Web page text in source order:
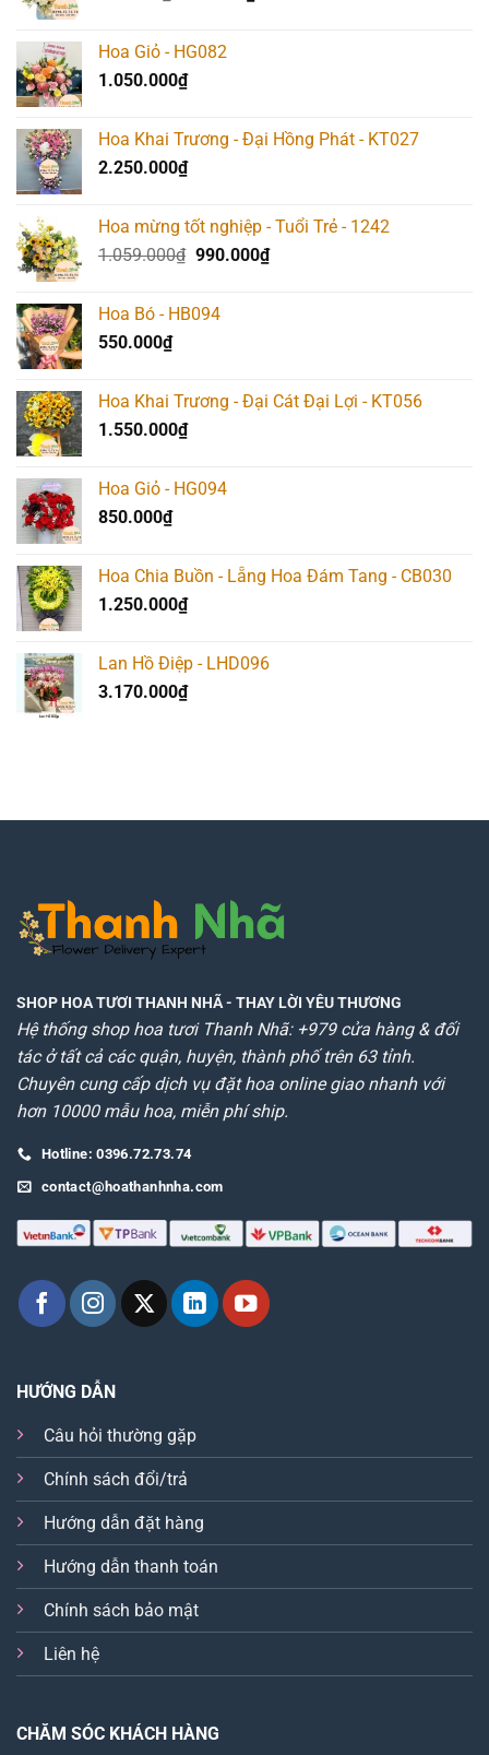
667.000₫.
Hoa Giỏ - HG082
1.050.000₫
Hoa Khai Trương - Đại Hồng Phát - KT027
2.250.000₫
Hoa mừng tốt nghiệp - Tuổi Trẻ - 1242
1.059.000₫ Giá
1.059.000₫.
990.000₫Giá
Hoa Bó - HB094
550.000₫
Hoa Khai Trương - Đại Cát Đại Lợi - KT056
1.550.000₫
Hoa Giỏ - HG094
850.000₫
Hoa Chia Buồn - Lẵng Hoa Đám Tang - CB030
1.250.000₫
Lan Hồ Điệp - LHD096
3.170.000₫
SHOP HOA TƯƠI THANH NHÃ- THAY LỜI YÊU THƯƠNG
Hệ thống shop hoa tươi Thanh Nhã: +979 cửa hàng & đối
tác ở tất cả các quận, huyện, thành phố trên 63 tỉnh.
Chuyên cung cấp dịch vụ đặt hoa online giao nhanh với
hơn 10000 mẫu hoa, miễn phí ship.
Hotline: 0396.72.73.74
contact@hoathanhnha.com
HƯỚNG DẪN
Câu hỏi thường gặp
Chính sách đổi/trả
Hướng dẫn đặt hàng
Hướng dẫn thanh toán
Chính sách bảo mật
Liên hệ
CHĂM SÓC KHÁCH HÀNG